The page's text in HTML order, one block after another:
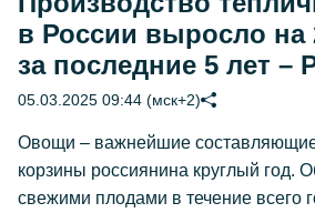
в России выросло на
за последние 5 лет –
05.03.2025 09:44 (мск+2)
Овощи – важнейшие составляющие
корзины россиянина круглый год.
свежими плодами в течение всего